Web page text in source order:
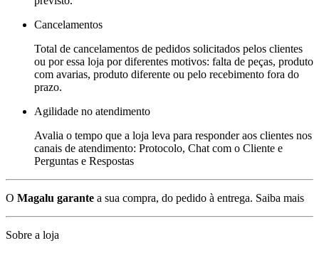
Cancelamentos
Total de cancelamentos de pedidos solicitados pelos clientes
ou por essa loja por diferentes motivos: falta de peças, produto
com avarias, produto diferente ou pelo recebimento fora do
prazo.
Agilidade no atendimento
Avalia o tempo que a loja leva para responder aos clientes nos
canais de atendimento: Protocolo, Chat com o Cliente e
Perguntas e Respostas
O Magalu garante a sua compra, do pedido à entrega. Saiba mais
Sobre a loja